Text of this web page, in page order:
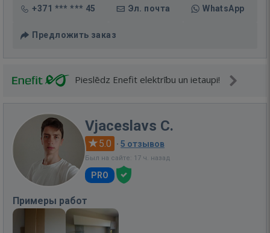
+371 *** *** 45 Эл. почта WhatsApp
Предложить заказ
Pieslēdz Enefit elektrību un ietaupi!
Vjaceslavs C.
5.0 · 5 отзывов
Был на сайте: 17 ч. назад
PRO
Примеры работ